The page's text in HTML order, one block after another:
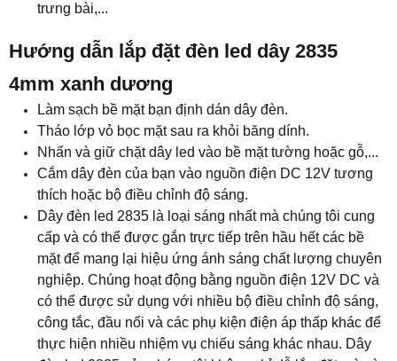
trưng bài,...
Hướng dẫn lắp đặt đèn led dây 2835
4mm xanh dương
Làm sạch bề mặt bạn định dán dây đèn.
Tháo lớp vỏ bọc mặt sau ra khỏi băng dính.
Nhấn và giữ chặt dây led vào bề mặt tường hoặc gỗ,...
Cắm dây đèn của bạn vào nguồn điện DC 12V tương
thích hoặc bộ điều chỉnh độ sáng.
Dây đèn led 2835 là loại sáng nhất mà chúng tôi cung
cấp và có thể được gắn trực tiếp trên hầu hết các bề
mặt để mang lại hiệu ứng ánh sáng chất lượng chuyên
nghiệp. Chúng hoạt động bằng nguồn điện 12V DC và
có thể được sử dụng với nhiều bộ điều chỉnh độ sáng,
công tắc, đầu nối và các phụ kiện điện áp thấp khác để
thực hiện nhiều nhiệm vụ chiếu sáng khác nhau. Dây